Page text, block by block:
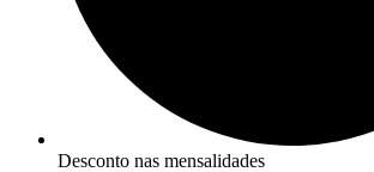
Desconto nas mensalidades